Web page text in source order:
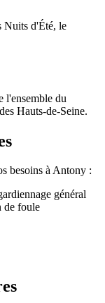
Nuits d'Été, le
l'ensemble du
Hauts-de-Seine.
besoins à Antony :
général
de foule